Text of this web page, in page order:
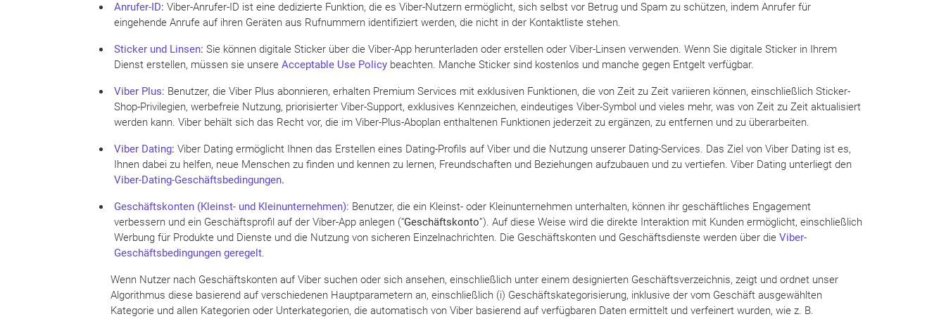
Anrufer-ID: Viber-Anrufer-ID ist eine dedizierte Funktion, die es Viber-Nutzern ermöglicht, sich selbst vor Betrug und Spam zu schützen, indem Anrufer für
eingehende Anrufe auf ihren Geräten aus Rufnummern identifiziert werden, die nicht in der Kontaktliste stehen.
Sticker und Linsen: Sie können digitale Sticker über die Viber-App herunterladen oder erstellen oder Viber-Linsen verwenden. Wenn Sie digitale Sticker in Ihrem
Dienst erstellen, müssen sie unsere Acceptable Use Policy beachten. Manche Sticker sind kostenlos und manche gegen Entgelt verfügbar.
Viber Plus: Benutzer, die Viber Plus abonnieren, erhalten Premium Services mit exklusiven Funktionen, die von Zeit zu Zeit variieren können, einschließlich Sticker-
Shop-Privilegien, werbefreie Nutzung, priorisierter Viber-Support, exklusives Kennzeichen, eindeutiges Viber-Symbol und vieles mehr, was von Zeit zu Zeit aktualisiert
werden kann. Viber behält sich das Recht vor, die im Viber-Plus-Aboplan enthaltenen Funktionen jederzeit zu ergänzen, zu entfernen und zu überarbeiten.
Viber Dating: Viber Dating ermöglicht Ihnen das Erstellen eines Dating-Profils auf Viber und die Nutzung unserer Dating-Services. Das Ziel von Viber Dating ist es,
Ihnen dabei zu helfen, neue Menschen zu finden und kennen zu lernen, Freundschaften und Beziehungen aufzubauen und zu vertiefen. Viber Dating unterliegt den
Viber-Dating-Geschäftsbedingungen.
Geschäftskonten (Kleinst- und Kleinunternehmen): Benutzer, die ein Kleinst- oder Kleinunternehmen unterhalten, können ihr geschäftliches Engagement
verbessern und ein Geschäftsprofil auf der Viber-App anlegen (“Geschäftskonto”). Auf diese Weise wird die direkte Interaktion mit Kunden ermöglicht, einschließlich
Werbung für Produkte und Dienste und die Nutzung von sicheren Einzelnachrichten. Die Geschäftskonten und Geschäftsdienste werden über die Viber-
Geschäftsbedingungen geregelt.
Wenn Nutzer nach Geschäftskonten auf Viber suchen oder sich ansehen, einschließlich unter einem designierten Geschäftsverzeichnis, zeigt und ordnet unser
Algorithmus diese basierend auf verschiedenen Hauptparametern an, einschließlich (i) Geschäftskategorisierung, inklusive der vom Geschäft ausgewählten
Kategorie und allen Kategorien oder Unterkategorien, die automatisch von Viber basierend auf verfügbaren Daten ermittelt und verfeinert wurden, wie z. B.